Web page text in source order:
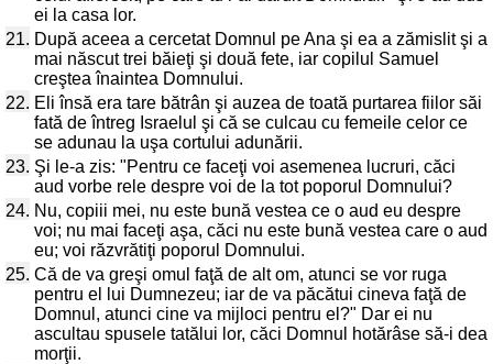
ei la casa lor.
21. După aceea a cercetat Domnul pe Ana şi ea a zămislit şi a
mai născut trei băieţi şi două fete, iar copilul Samuel
creştea înaintea Domnului.
22. Eli însă era tare bătrân şi auzea de toată purtarea fiilor săi
fată de întreg Israelul şi că se culcau cu femeile celor ce
se adunau la uşa cortului adunării.
23. Şi le-a zis: "Pentru ce faceţi voi asemenea lucruri, căci
aud vorbe rele despre voi de la tot poporul Domnului?
24. Nu, copiii mei, nu este bună vestea ce o aud eu despre
voi; nu mai faceţi aşa, căci nu este bună vestea care o aud
eu; voi răzvrătiţi poporul Domnului.
25. Că de va greşi omul faţă de alt om, atunci se vor ruga
pentru el lui Dumnezeu; iar de va păcătui cineva faţă de
Domnul, atunci cine va mijloci pentru el?" Dar ei nu
ascultau spusele tatălui lor, căci Domnul hotărâse să-i dea
morţii.